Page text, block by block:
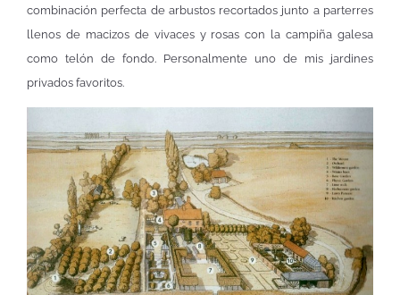
combinación perfecta de arbustos recortados junto a parterres
llenos de macizos de vivaces y rosas con la campiña galesa
como telón de fondo. Personalmente uno de mis jardines
privados favoritos.